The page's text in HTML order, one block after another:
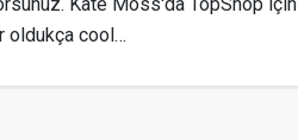
oldukça cool…